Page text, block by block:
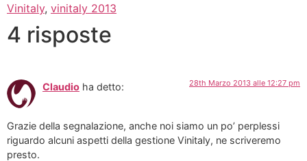
Vinitaly, vinitaly 2013
4 risposte
Claudio ha detto: 28th Marzo 2013 alle 12:27 pm
Grazie della segnalazione, anche noi siamo un po’ perplessi
riguardo alcuni aspetti della gestione Vinitaly, ne scriveremo
presto.